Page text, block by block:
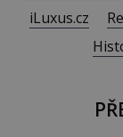
iLuxus.cz